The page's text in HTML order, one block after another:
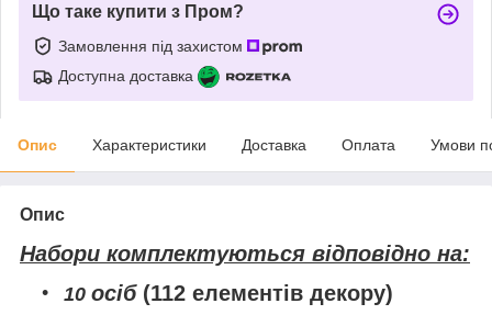
Що таке купити з Пром?
Замовлення під захистом
Доступна доставка
Опис Характеристики Доставка Оплата Умови
Опис
Набори комплектуються відповідно на:
10 осіб(112 елементів декору)